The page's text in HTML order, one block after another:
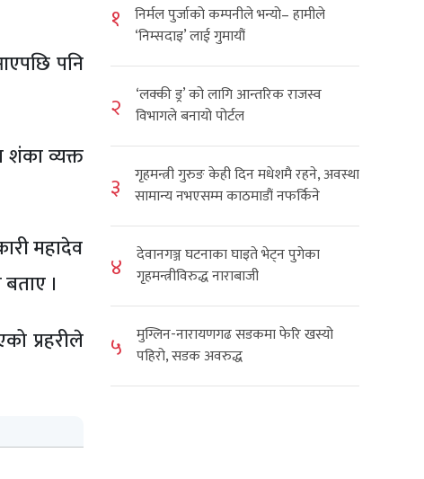
पनि
शंका व्यक्त
महादेव
।
प्रहरीले
१
निर्मल पुर्जाको कम्पनीले भन्यो– हामीले
‘निम्सदाइ’ लाई गुमायौं
२
‘लक्की ड्र’ को लागि आन्तरिक राजस्व
विभागले बनायो पोर्टल
३
गृहमन्त्री गुरुङ केही दिन मधेशमै रहने, अवस्था
सामान्य नभएसम्म काठमाडौं नफर्किने
४
देवानगञ्ज घटनाका घाइते भेट्न पुगेका
गृहमन्त्रीविरुद्ध नाराबाजी
५
मुग्लिन-नारायणगढ सडकमा फेरि खस्यो
पहिरो, सडक अवरुद्ध